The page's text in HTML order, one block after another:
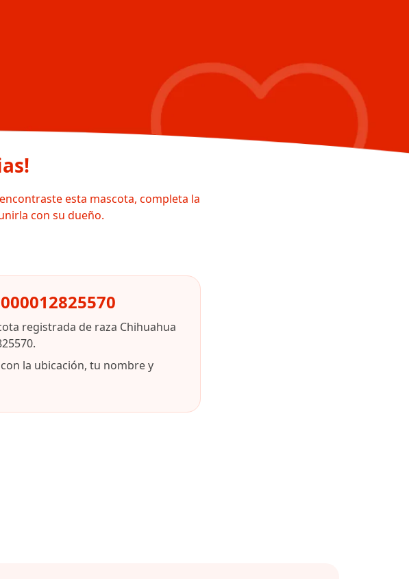
esta mascota, completa la
con su dueño.
registrada de raza Chihuahua
la ubicación, tu nombre y